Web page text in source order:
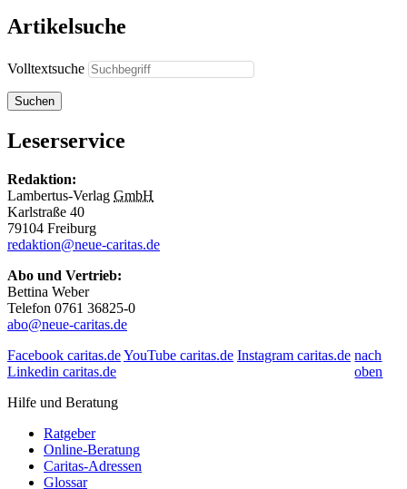
Artikelsuche
Volltextsuche
Suchen
Leserservice
Redaktion:
Lambertus-Verlag GmbH
Karlstraße 40
79104 Freiburg
redaktion@neue-caritas.de
Abo und Vertrieb:
Bettina Weber
Telefon 0761 36825-0
abo@neue-caritas.de
Facebook caritas.deYouTube caritas.de Instagram caritas.de
Linkedin caritas.de
nach
oben
Hilfe und Beratung
Ratgeber
Online-Beratung
Caritas-Adressen
Glossar